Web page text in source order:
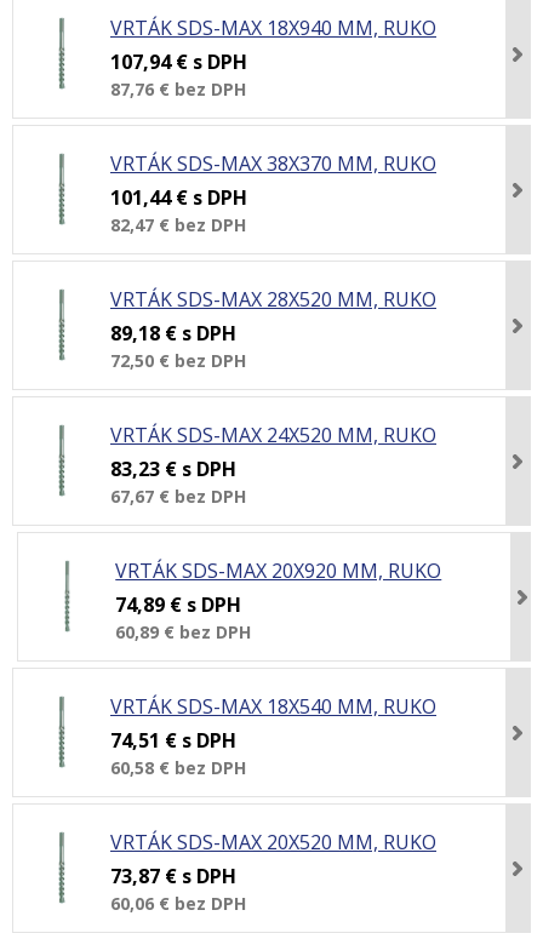
VRTÁK SDS-MAX 18X940 MM, RUKO
107,94 € s DPH
87,76 € bez DPH
VRTÁK SDS-MAX 38X370 MM, RUKO
101,44 € s DPH
82,47 € bez DPH
VRTÁK SDS-MAX 28X520 MM, RUKO
89,18 € s DPH
72,50 € bez DPH
VRTÁK SDS-MAX 24X520 MM, RUKO
83,23 € s DPH
67,67 € bez DPH
VRTÁK SDS-MAX 20X920 MM, RUKO
74,89 € s DPH
60,89 € bez DPH
VRTÁK SDS-MAX 18X540 MM, RUKO
74,51 € s DPH
60,58 € bez DPH
VRTÁK SDS-MAX 20X520 MM, RUKO
73,87 € s DPH
60,06 € bez DPH